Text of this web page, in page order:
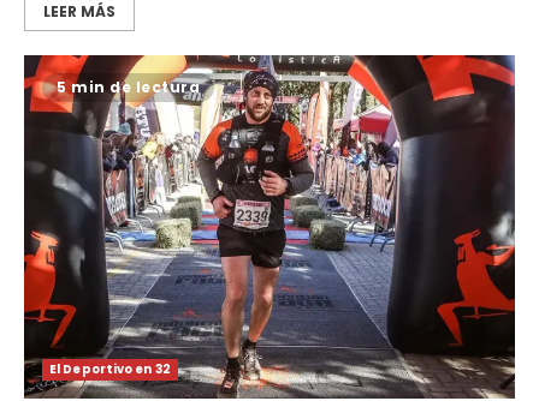
LEER MÁS
5 min de lectura
El Deportivo en 32